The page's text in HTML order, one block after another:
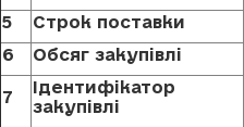
5
Строк поставки
6
Обсяг закупівлі
7
Ідентифікатор
закупівлі